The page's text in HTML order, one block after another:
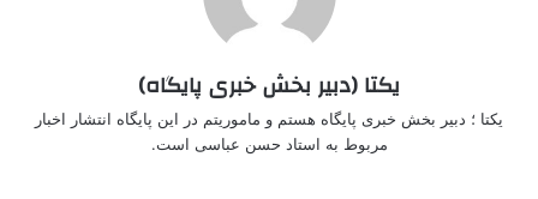
یکتا (دبیر بخش خبری پایگاه)
یکتا ؛ دبیر بخش خبری پایگاه هستم و ماموریتم در این پایگاه انتشار اخبار
مربوط به استاد حسن عباسی است.